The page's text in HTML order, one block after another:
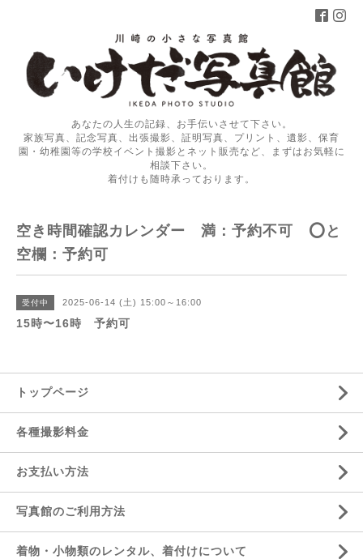
あなたの人生の記録、お手伝いさせて下さい。
家族写真、記念写真、出張撮影、証明写真、プリント、遺影、保育
園・幼稚園等の学校イベント撮影とネット販売など、まずはお気軽に
相談下さい。
着付けも随時承っております。
空き時間確認カレンダー 満：予約不可 ⭕️と
空欄：予約可
受付中 2025-06-14 (土) 15:00～16:00
15時〜16時 予約可
トップページ
各種撮影料金
お支払い方法
写真館のご利用方法
着物・小物類のレンタル、着付けについて